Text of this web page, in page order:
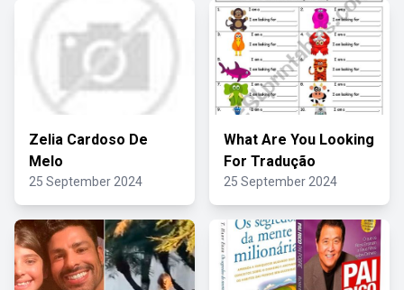
Zelia Cardoso De
Melo
25 September 2024
What Are You Looking
For Tradução
25 September 2024